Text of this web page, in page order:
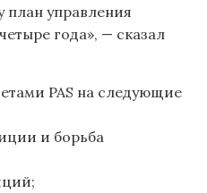
план управления
года», — сказал
PAS на следующие
и борьба